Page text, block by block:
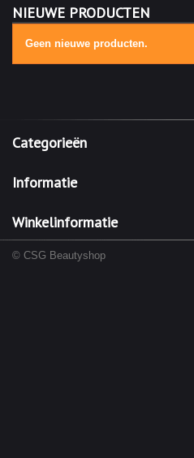
NIEUWE PRODUCTEN
Geen nieuwe producten.
Categorieën
Informatie
Winkelinformatie
© CSG Beautyshop